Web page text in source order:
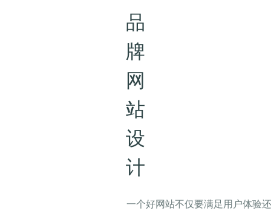
品
牌
网
站
设
计
一个好网站不仅要满足用户体验